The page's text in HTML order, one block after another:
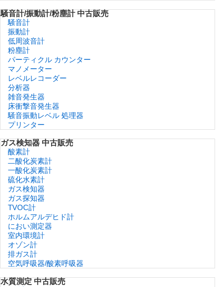
騒音計/振動計/粉塵計 中古販売
騒音計
振動計
低周波音計
粉塵計
パーティクル カウンター
マノメーター
レベルレコーダー
分析器
雑音発生器
床衝撃音発生器
騒音振動レベル 処理器
プリンター
ガス検知器 中古販売
酸素計
二酸化炭素計
一酸化炭素計
硫化水素計
ガス検知器
ガス探知器
TVOC計
ホルムアルデヒド計
におい測定器
室内環境計
オゾン計
排ガス計
空気呼吸器/酸素呼吸器
水質測定 中古販売